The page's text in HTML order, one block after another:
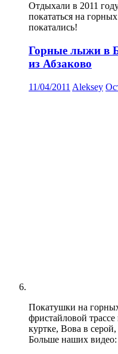
Отдыхали в 2011
покататься на
покатались!
Горные лыжи в
из Абзаково
11/04/2011 Aleksey
Покатушки на
фристайловой трассе
куртке, Вова в
Больше наших видео: